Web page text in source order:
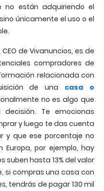
no están adquiriendo el
únicamente el uso o el
de Vivanuncios, es de
compradores de
relacionada con
de una casa o
no es algo que
Te emocionas
y luego te das cuenta
y que ese porcentaje no
Europa, por ejemplo, hay
suben hasta 13% del valor
si compras una casa con
tendrás de pagar 130 mil